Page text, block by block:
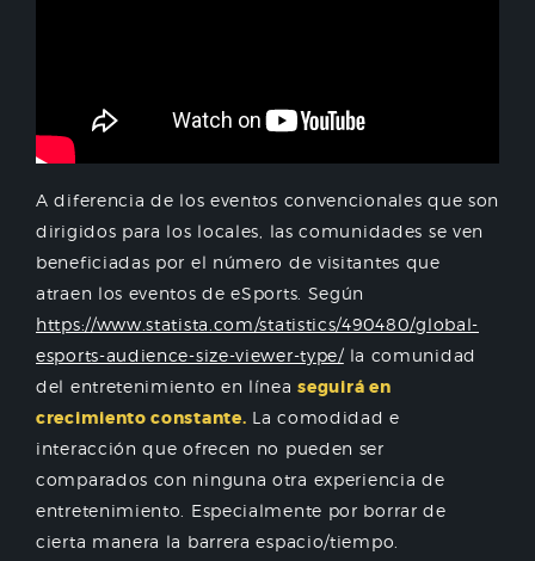
A diferencia de los eventos convencionales que son
dirigidos para los locales, las comunidades se ven
beneficiadas por el número de visitantes que
atraen los eventos de eSports. Según
https://www.statista.com/statistics/490480/global-
esports-audience-size-viewer-type/la comunidad
del entretenimiento en líneaseguirá en
crecimiento constante. La comodidad e
interacción que ofrecen no pueden ser
comparados con ninguna otra experiencia de
entretenimiento. Especialmente por borrar de
cierta manera la barrera espacio/tiempo.